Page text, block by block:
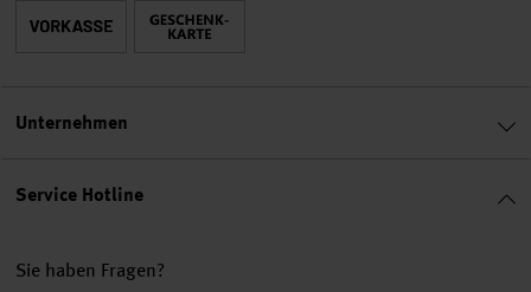
Service Hotline
Sie haben Fragen?
Unternehmen